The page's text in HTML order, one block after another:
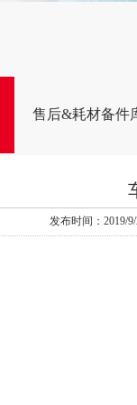
售后&耗材备件
发布时间：